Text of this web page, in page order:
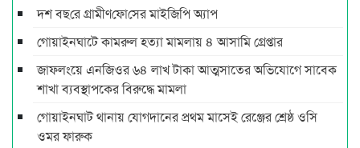
দশ বছ‌রে গ্রামীণ‌ফো‌সের মাইজিপি অ্যাপ
গোয়াইনঘাটে কামরুল হত্যা মামলায় ৪ আসামি গ্রেপ্তার
জাফলংয়ে এনজিওর ৬৪ লাখ টাকা আত্মসাতের অভিযোগে সাবেক
শাখা ব্যবস্থাপকের বিরুদ্ধে মামলা
গোয়াইনঘাট থানায় যোগদানের প্রথম মাসেই রেঞ্জের শ্রেষ্ঠ ওসি
ওমর ফারুক